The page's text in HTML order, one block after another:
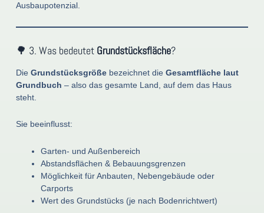
Ausbaupotenzial.
🌳 3. Was bedeutet Grundstücksfläche?
Die Grundstücksgrößebezeichnet die Gesamtfläche laut
Grundbuch – also das gesamte Land, auf dem das Haus
steht.
Sie beeinflusst:
Garten- und Außenbereich
Abstandsflächen & Bebauungsgrenzen
Möglichkeit für Anbauten, Nebengebäude oder
Carports
Wert des Grundstücks (je nach Bodenrichtwert)